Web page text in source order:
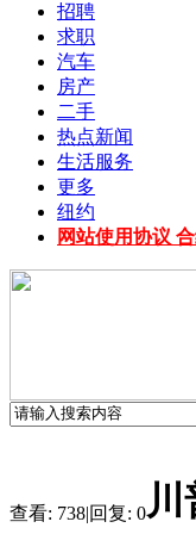
招聘
求职
汽车
房产
二手
热点新闻
生活服务
更多
纽约
网站使用协议
查看: 738|回复: 0川